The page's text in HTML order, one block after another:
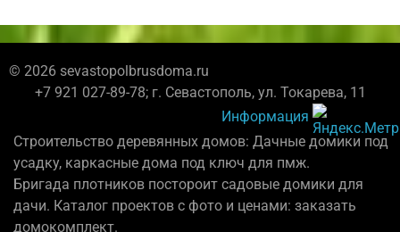
© 2026 sevastopolbrusdoma.ru
+7 921 027-89-78; г. Севастополь, ул. Токарева, 11
Информация
Строительство деревянных домов: Дачные домики под
усадку, каркасные дома под ключ для пмж.
Бригада плотников постороит садовые домики для
дачи. Каталог проектов с фото и ценами: заказать
домокомплект.